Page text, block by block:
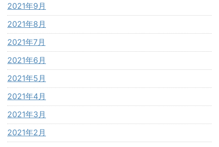
2021年9月
2021年8月
2021年7月
2021年6月
2021年5月
2021年4月
2021年3月
2021年2月